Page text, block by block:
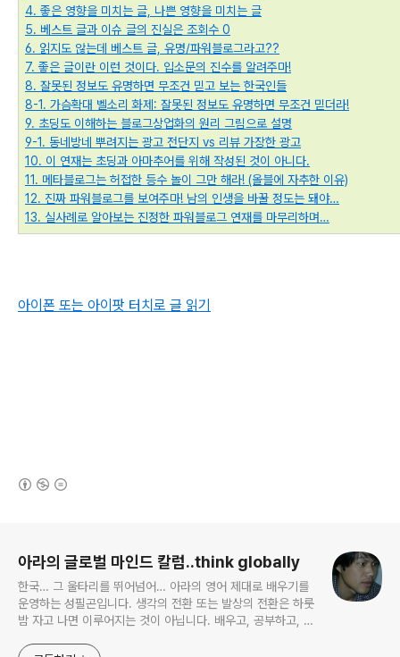
4. 좋은 영향을 미치는 글, 나쁜 영향을 미치는 글
5. 베스트 글과 이슈 글의 진실은 조회수 0
6. 읽지도 않는데 베스트 글, 유명/파워블로그라고??
7. 좋은 글이란 이런 것이다. 입소문의 진수를 알려주마!
8. 잘못된 정보도 유명하면 무조건 믿고 보는 한국인들
8-1. 가슴확대 벨소리 화제: 잘못된 정보도 유명하면 무조건 믿더라!
9. 초딩도 이해하는 블로그상업화의 원리 그림으로 설명
9-1. 동네방네 뿌려지는 광고 전단지 vs 리뷰 가장한 광고
10. 이 연재는 초딩과 아마추어를 위해 작성된 것이 아니다.
11. 메타블로그는 허접한 등수 놀이 그만 해라! (올블에 자추한 이유)
12. 진짜 파워블로그를 보여주마! 남의 인생을 바꿀 정도는 돼야…
13. 실사례로 알아보는 진정한 파워블로그 연재를 마무리하며…
아이폰 또는 아이팟 터치로 글 읽기
아라의 글로벌 마인드 칼럼..think globally
한국… 그 울타리를 뛰어넘어… 아라의 영어 제대로 배우기를
운영하는 성필곤입니다. 생각의 전환 또는 발상의 전환은 하룻
밤 자고 나면 이루어지는 것이 아닙니다. 배우고, 공부하고, 연